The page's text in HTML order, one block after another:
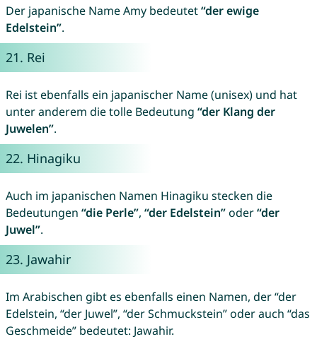
Der japanische Name Amy bedeutet“der ewige
Edelstein”.
21. Rei
Rei ist ebenfalls ein japanischer Name (unisex) und hat
unter anderem die tolle Bedeutung “der Klang der
Juwelen”.
22. Hinagiku
Auch im japanischen Namen Hinagiku stecken die
Bedeutungen “die Perle”, “der Edelstein”oder“der
Juwel”.
23. Jawahir
Im Arabischen gibt es ebenfalls einen Namen, der “der
Edelstein, “der Juwel”, “der Schmuckstein” oder auch “das
Geschmeide” bedeutet: Jawahir.